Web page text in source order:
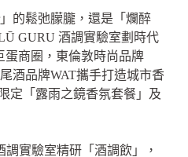
的鬆弛朦朧，還是「爛醉
GURU 酒調實驗室劃時代
蛋商圈，東倫敦時尚品牌
酒品牌WAT攜手打造城市香
定「露雨之鏡香氛套餐」及
實驗室精研「酒調飲」，